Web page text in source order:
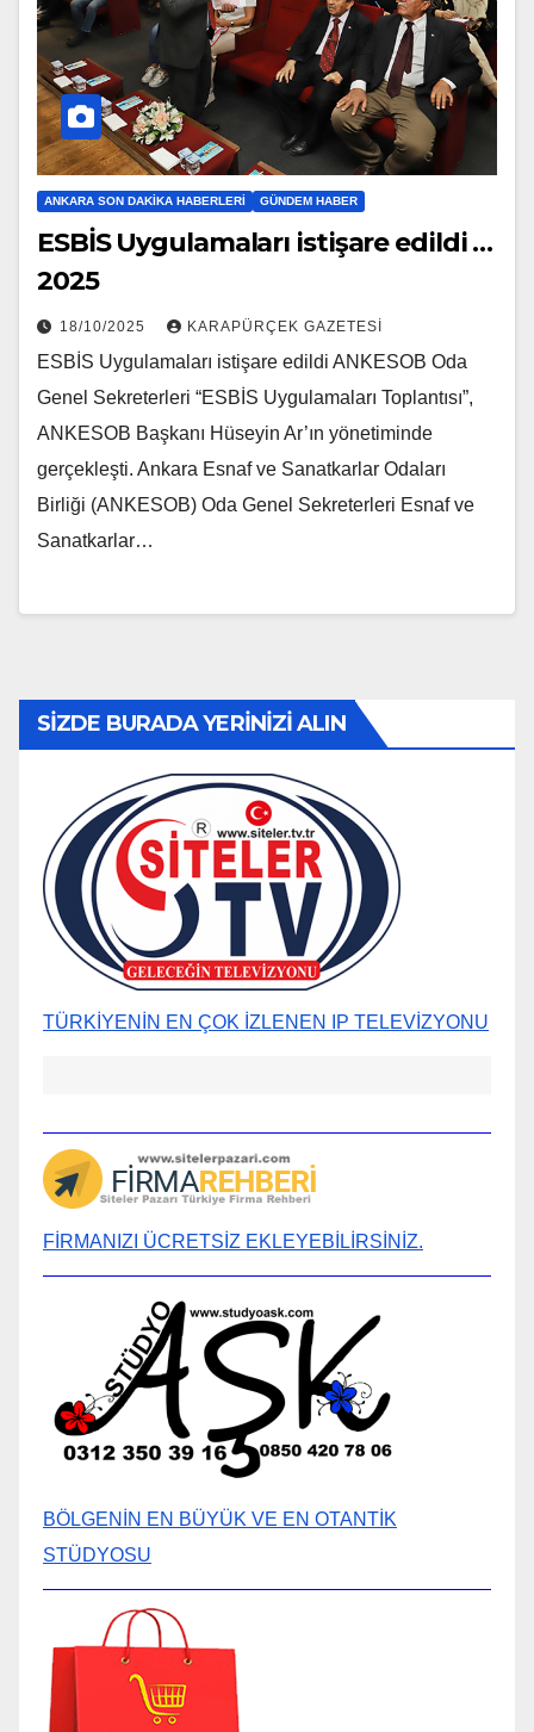
ANKARA SON DAKIKA HABERLERI GÜNDEM HABER
ESBİS Uygulamaları istişare edildi …
2025
18/10/2025 KARAPÜRÇEK GAZETESİ
ESBİS Uygulamaları istişare edildi ANKESOB Oda
Genel Sekreterleri “ESBİS Uygulamaları Toplantısı”,
ANKESOB Başkanı Hüseyin Ar’ın yönetiminde
gerçekleşti. Ankara Esnaf ve Sanatkarlar Odaları
Birliği (ANKESOB) Oda Genel Sekreterleri Esnaf ve
Sanatkarlar…
SİZDE BURADA YERİNİZİ ALIN
TÜRKİYENİN EN ÇOK İZLENEN IP TELEVİZYONU
FİRMANIZI ÜCRETSİZ EKLEYEBİLİRSİNİZ.
BÖLGENİN EN BÜYÜK VE EN OTANTİK
STÜDYOSU